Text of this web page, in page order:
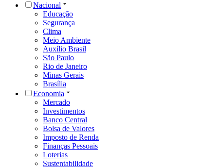
Nacional
Educação
Segurança
Clima
Meio Ambiente
Auxílio Brasil
São Paulo
Rio de Janeiro
Minas Gerais
Brasília
Economia
Mercado
Investimentos
Banco Central
Bolsa de Valores
Imposto de Renda
Finanças Pessoais
Loterias
Sustentabilidade